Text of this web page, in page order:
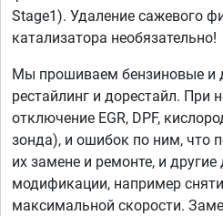
Stage1). Удаление сажевого
катализатора необязательно!
Мы прошиваем бензиновые и
рестайлинг и дорестайл. При
отключение EGR, DPF,
зонда), и ошибок по ним, что
их замене и ремонте, и
модификации, например
максимальной скорости.